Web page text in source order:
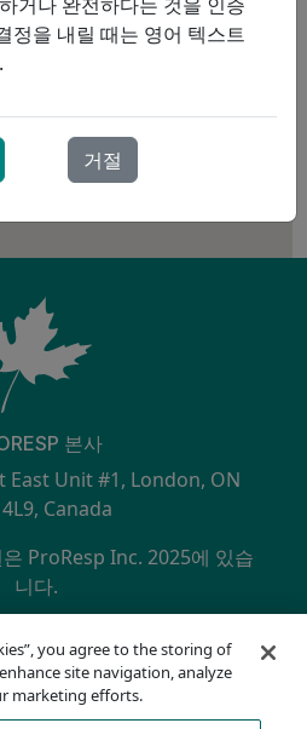
본사
East Unit #1, London, ON
Canada
ProResp Inc. 2025에 있습
니다.
보 보호정책
준수 핫라인
용 약관
정을 내릴 때는 영어 텍스트
거절
you agree to the storing of
site navigation, analyze
marketing efforts.